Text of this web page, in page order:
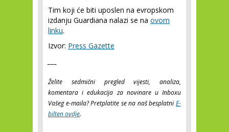
Tim koji će biti uposlen na evropskom
izdanju Guardiana nalazi se na ovom
linku.
Izvor: Press Gazette
Želite sedmični pregled vijesti, analiza,
komentara i edukacija za novinare u Inboxu
Vašeg e-maila? Pretplatite se na naš besplatni E-
bilten ovdje.